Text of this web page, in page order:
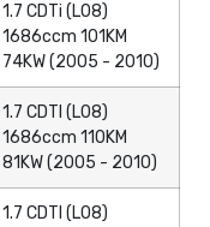
1.7 CDTi (L08)
1686ccm 101KM
74KW (2005 - 2010)
1.7 CDTI (L08)
1686ccm 110KM
81KW (2005 - 2010)
1.7 CDTI (L08)